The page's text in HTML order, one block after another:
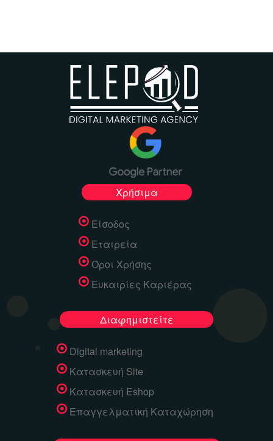
Χρήσιμα
Είσοδος
Εταιρεία
Όροι Χρήσης
Ευκαιρίες Καριέρας
Διαφημιστείτε
Digital marketing
Κατασκευή Site
Κατασκευή Eshop
Επαγγελματική Καταχώρηση